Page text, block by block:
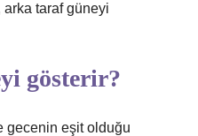
arka taraf güneyi
gösterir?
gecenin eşit olduğu